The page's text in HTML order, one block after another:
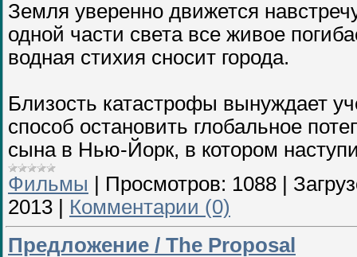
Земля уверенно движется
одной части света все живое
водная стихия сносит города.
Близость катастрофы вынуждает
способ остановить глобальное
сына в Нью-Йорк, в котором
Фильмы
Просмотров: 1088
2013
Комментарии (0)
Предложение / The Proposal